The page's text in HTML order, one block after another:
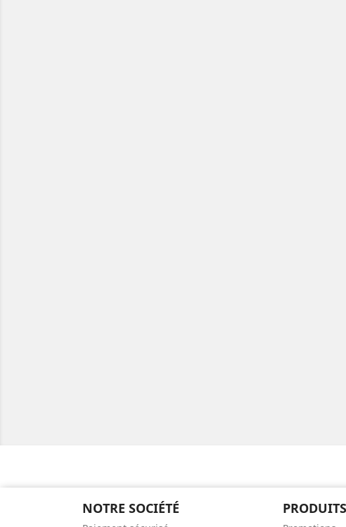
NOTRE SOCIÉTÉ PRODUITS